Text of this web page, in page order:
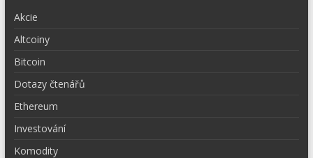
Akcie
Altcoiny
Bitcoin
Dotazy čtenářů
Ethereum
Investování
Komodity